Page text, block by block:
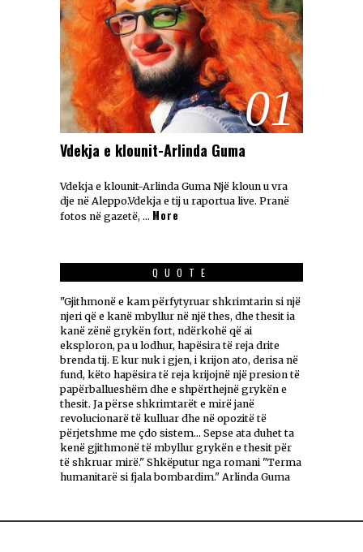
01
Vdekja e klounit-Arlinda Guma
Vdekja e klounit-Arlinda Guma Një kloun u vra
dje në Aleppo.Vdekja e tij u raportua live. Pranë
fotos në gazetë, … More
QUOTE
"Gjithmonë e kam përfytyruar shkrimtarin si një
njeri që e kanë mbyllur në një thes, dhe thesit ia
kanë zënë grykën fort, ndërkohë që ai
eksploron, pa u lodhur, hapësira të reja drite
brenda tij. E kur nuk i gjen, i krijon ato, derisa në
fund, këto hapësira të reja krijojnë një presion të
papërballueshëm dhe e shpërthejnë grykën e
thesit. Ja përse shkrimtarët e mirë janë
revolucionarë të kulluar dhe në opozitë të
përjetshme me çdo sistem... Sepse ata duhet ta
kenë gjithmonë të mbyllur grykën e thesit për
të shkruar mirë." Shkëputur nga romani "Terma
humanitarë si fjala bombardim." Arlinda Guma